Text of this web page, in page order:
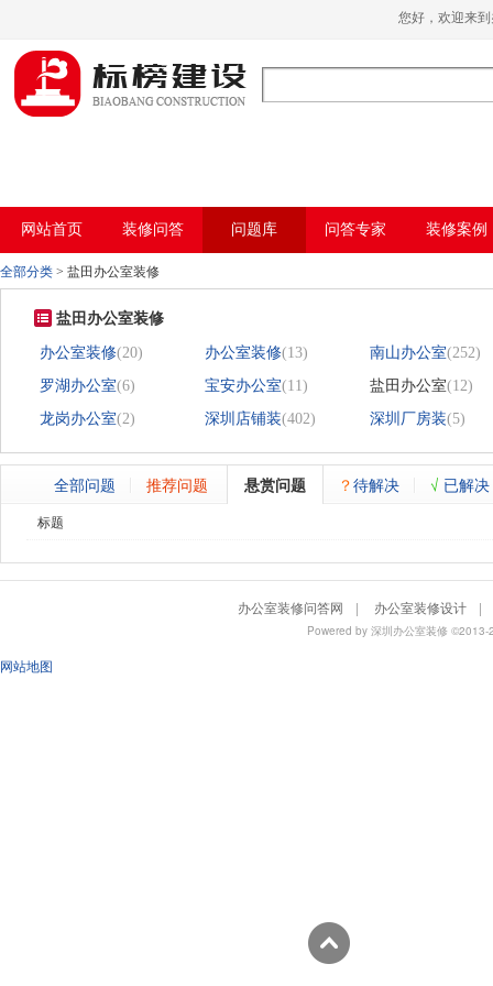
哈密瓜视频,哈密瓜视频app,哈密瓜视频下
载,哈密瓜视频app下载安装
您好，欢迎来
网站首页 装修问答 问题库 问答专家 装修案例
全部分类 > 盐田办公室装修
盐田办公室装修
办公室装修(20) 办公室装修(13) 南山办公室(252)
罗湖办公室(6) 宝安办公室(11) 盐田办公室(12)
龙岗办公室(2) 深圳店铺装(402) 深圳厂房装(5)
全部问题 推荐问题 悬赏问题 ？待解决 √ 已解决
标题
办公室装修问答网 | 办公室装修设计 |
Powered by 深圳办公室装修 ©2013-
网站地图